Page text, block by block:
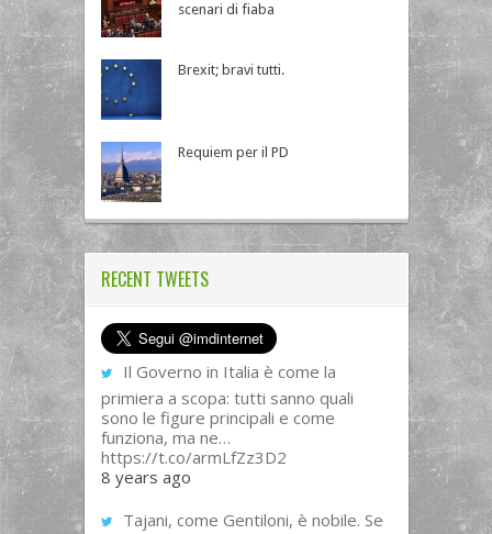
scenari di fiaba
Brexit; bravi tutti.
Requiem per il PD
RECENT TWEETS
Il Governo in Italia è come la
primiera a scopa: tutti sanno quali
sono le figure principali e come
funziona, ma ne…
https://t.co/armLfZz3D2
8 years ago
Tajani, come Gentiloni, è nobile. Se